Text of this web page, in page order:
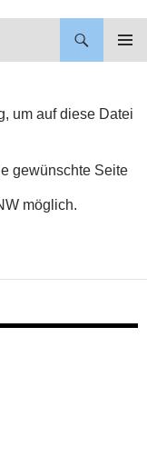
um auf diese Datei
gewünschte Seite
möglich.